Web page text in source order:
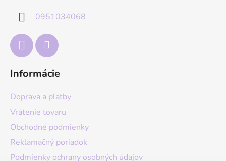
0951034068
Informácie
Doprava a platby
Vrátenie tovaru
Obchodné podmienky
Reklamačný poriadok
Podmienky ochrany osobných údajov